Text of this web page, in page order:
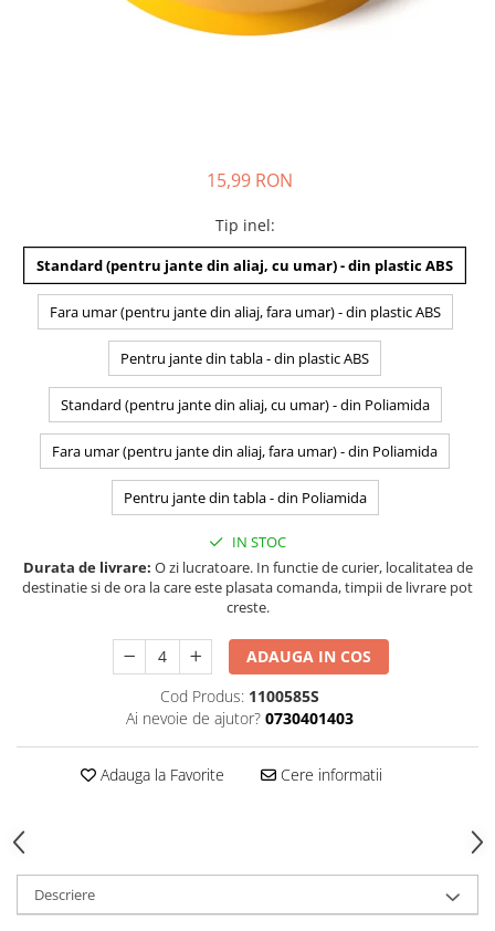
15,99 RON
Tip inel:
Standard (pentru jante din aliaj, cu umar) - din plastic ABS
Fara umar (pentru jante din aliaj, fara umar) - din plastic ABS
Pentru jante din tabla - din plastic ABS
Standard (pentru jante din aliaj, cu umar) - din Poliamida
Fara umar (pentru jante din aliaj, fara umar) - din Poliamida
Pentru jante din tabla - din Poliamida
IN STOC
Durata de livrare: O zi lucratoare. In functie de curier, localitatea de
destinatie si de ora la care este plasata comanda, timpii de livrare pot
creste.
ADAUGA IN COS
Cod Produs: 1100585S
Ai nevoie de ajutor? 0730401403
Adauga la Favorite Cere informatii
Descriere